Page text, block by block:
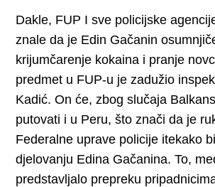
Dakle, FUP I sve policijske
znale da je Edin Gačanin
krijumčarenje kokaina i pranje
predmet u FUP-u je zadužio
Kadić. On će, zbog slučaja
putovati i u Peru, što znači da je
Federalne uprave policije itekako
djelovanju Edina Gačanina. To,
predstavljalo prepreku